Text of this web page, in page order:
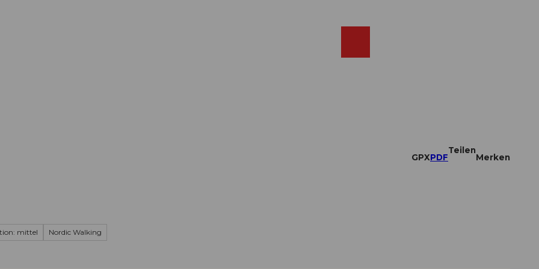
GPXPDF
Teilen
Merken
mittel Nordic Walking